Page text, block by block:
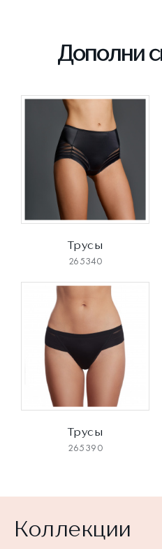
Дополни
Трусы
265340
Трусы
265390
Коллекции